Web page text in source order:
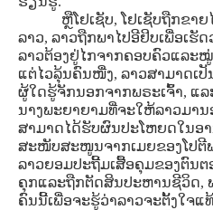
ຫຼືໂຢເຊັບ, ໂຢເຊັບຖືກຂາ
ລາວ, ລາວຖືກພາໄປອີຢິບເພື່ອເ
ລາວຕ້ອງຢູ່ໄກຈາກຄອບຄົວແລະໝູ່
ແຕ່ໄວລຸ້ນຄົນໜື່ງ, ລາວສາມາດເ
ຜູ້ໃດຮູ້ຈັກນອກຈາກພຣະເຈົ້າ, ແລ
ນາງພະຍາຍາມທີ່ຈະໃຫ້ລາວມາ
ສາມາດໄດ້ຮັບຜົນປະໂຫຍດໃນອ
ສະໜັບສະໜູນຈາກເມຍຂອງໂປຕີ
ລາວຍອມປະຖີ້ມເສື້ອຄຸມຂອງຕົນຕ
ຄຸກແລະຖືກຕັດສິນປະຫານຊີວິດ,
ຄົນນີ້ເພື່ອຈະຮູ້ວ່າລາວຈະຕັ້ງໃຈ